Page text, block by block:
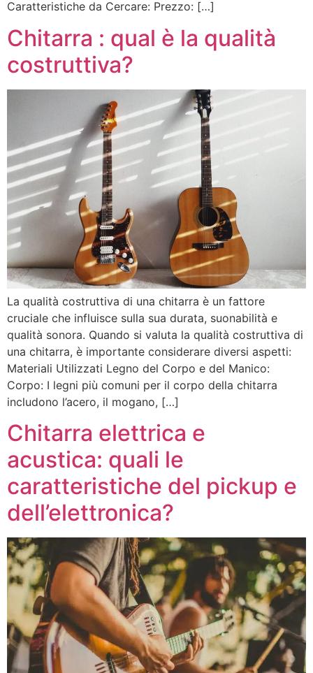
Caratteristiche da Cercare: Prezzo: […]
Chitarra : qual è la qualità
costruttiva?
La qualità costruttiva di una chitarra è un fattore
cruciale che influisce sulla sua durata, suonabilità e
qualità sonora. Quando si valuta la qualità costruttiva di
una chitarra, è importante considerare diversi aspetti:
Materiali Utilizzati Legno del Corpo e del Manico:
Corpo: I legni più comuni per il corpo della chitarra
includono l’acero, il mogano, […]
Chitarra elettrica e
acustica: quali le
caratteristiche del pickup e
dell’elettronica?